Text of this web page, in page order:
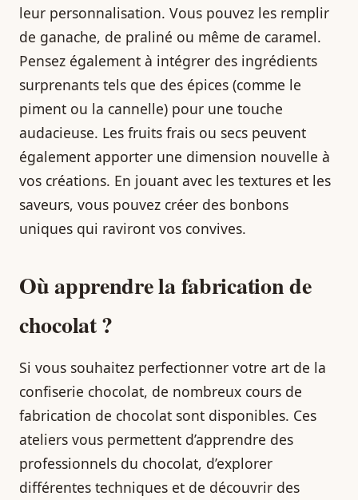
leur personnalisation. Vous pouvez les remplir
de ganache, de praliné ou même de caramel.
Pensez également à intégrer des ingrédients
surprenants tels que des épices (comme le
piment ou la cannelle) pour une touche
audacieuse. Les fruits frais ou secs peuvent
également apporter une dimension nouvelle à
vos créations. En jouant avec les textures et les
saveurs, vous pouvez créer des bonbons
uniques qui raviront vos convives.
Où apprendre la fabrication de
chocolat ?
Si vous souhaitez perfectionner votre art de la
confiserie chocolat, de nombreux cours de
fabrication de chocolat sont disponibles. Ces
ateliers vous permettent d’apprendre des
professionnels du chocolat, d’explorer
différentes techniques et de découvrir des